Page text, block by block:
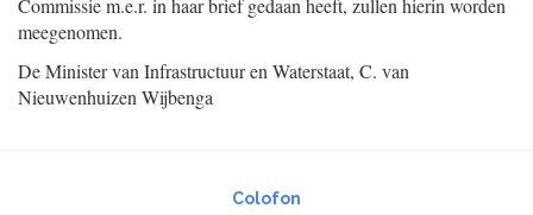
Commissie m.e.r. in haar brief gedaan heeft, zullen hierin worden
meegenomen.
De Minister van Infrastructuur en Waterstaat, C. van
Nieuwenhuizen Wijbenga
Colofon